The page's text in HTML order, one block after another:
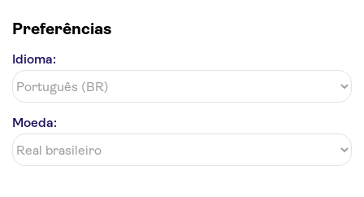
Preferências
Idioma:
Moeda: